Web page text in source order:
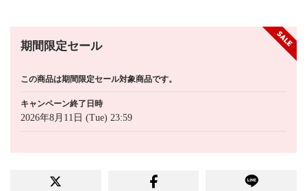
期間限定セール
この商品は期間限定セール対象商品です。
キャンペーン終了日時
2026年8月11日 (Tue) 23:59